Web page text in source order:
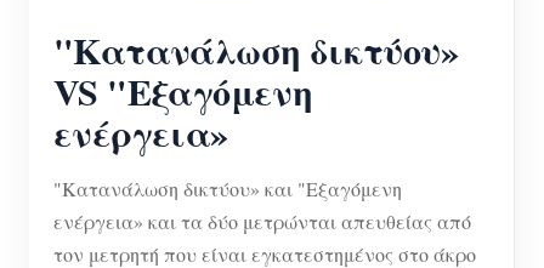
"Κατανάλωση δικτύου»
VS "Εξαγόμενη
ενέργεια»
"Κατανάλωση δικτύου» και "Εξαγόμενη
ενέργεια» και τα δύο μετρώνται απευθείας από
τον μετρητή που είναι εγκατεστημένος στο άκρο